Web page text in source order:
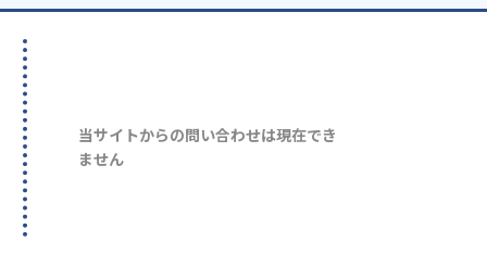
当サイトからの問い合わせは現在でき
ません